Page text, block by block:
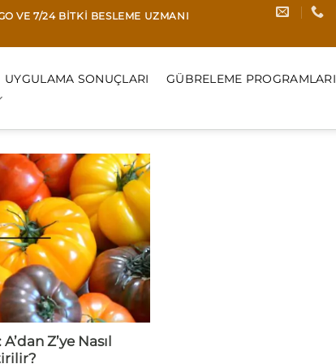
VE 7/24 BITKI BESLEME UZMANI
UYGULAMA SONUÇLARI GÜBRELEME PROGRAMLARI
Z’ye Nasıl